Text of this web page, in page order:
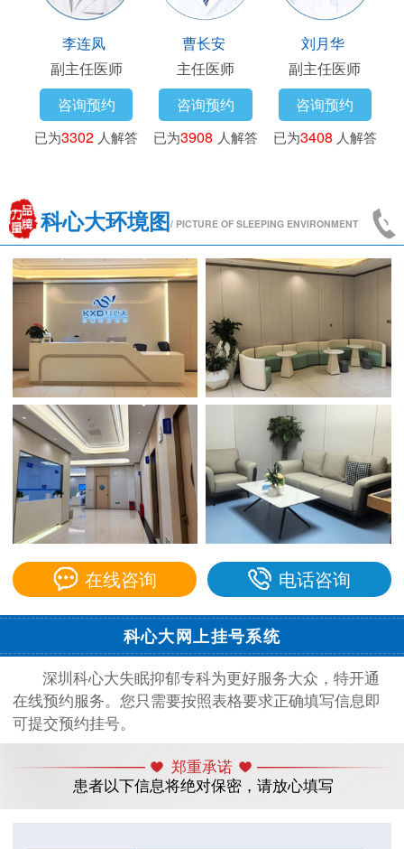
人解答
顾连友
副主任医师
咨询预约
已为3016 人解答
副主任医师
已为3302人解答
主任
已为3908
科心大环境图/ PICTURE OF SLEEPING ENVIRONMENT
在线咨询 电话咨询
科心大网上挂号系统
深圳科心大失眠抑郁专科为更好服务大众，特开通
在线预约服务。您只需要按照表格要求正确填写信息即
可提交预约挂号。
郑重承诺
患者以下信息将绝对保密，请放心填写